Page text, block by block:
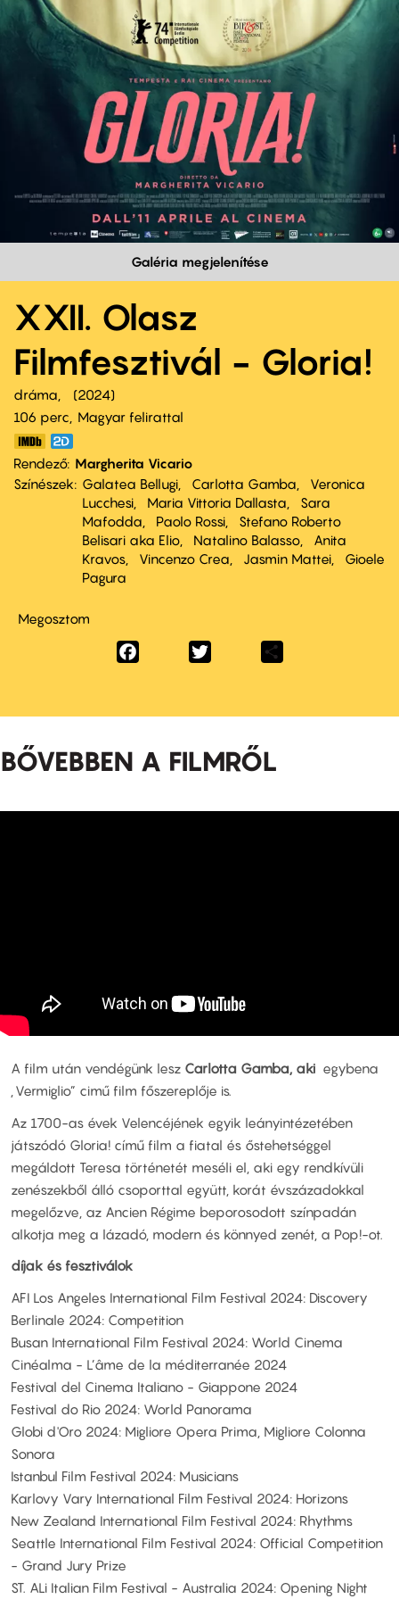
Galéria megjelenítése
XXII. Olasz
Filmfesztivál - Gloria!
dráma
2024
106 perc,
Magyar felirattal
Rendező Margherita Vicario
Színészek
Galatea Bellugi Carlotta Gamba
Veronica
Lucchesi
Maria Vittoria Dallasta
Sara
Mafodda
Paolo Rossi
Stefano Roberto
Belisari aka Elio
Natalino Balasso
Anita
Kravos
Vincenzo Crea Jasmin Mattei
Gioele
Pagura
Megosztom
Facebook
BŐVEBBEN A FILMRŐL
A film után vendégünk lesz Carlotta Gamba, aki egybena
„Vermiglio” cimű film főszereplője is.
Az 1700-as évek Velencéjének egyik leányintézetében
játszódó Gloria! című film a fiatal és őstehetséggel
megáldott Teresa történetét meséli el, aki egy rendkívüli
zenészekből álló csoporttal együtt, korát évszázadokkal
megelőzve, az Ancien Régime beporosodott színpadán
alkotja meg a lázadó, modern és könnyed zenét, a Pop!-ot.
díjak és fesztiválok
AFI Los Angeles International Film Festival 2024: Discovery
Berlinale 2024: Competition
Busan International Film Festival 2024: World Cinema
Cinéalma - L’âme de la méditerranée 2024
Festival del Cinema Italiano - Giappone 2024
Festival do Rio 2024: World Panorama
Globi d'Oro 2024: Migliore Opera Prima, Migliore Colonna
Sonora
Istanbul Film Festival 2024: Musicians
Karlovy Vary International Film Festival 2024: Horizons
New Zealand International Film Festival 2024: Rhythms
Seattle International Film Festival 2024: Official Competition
- Grand Jury Prize
ST. ALi Italian Film Festival - Australia 2024: Opening Night